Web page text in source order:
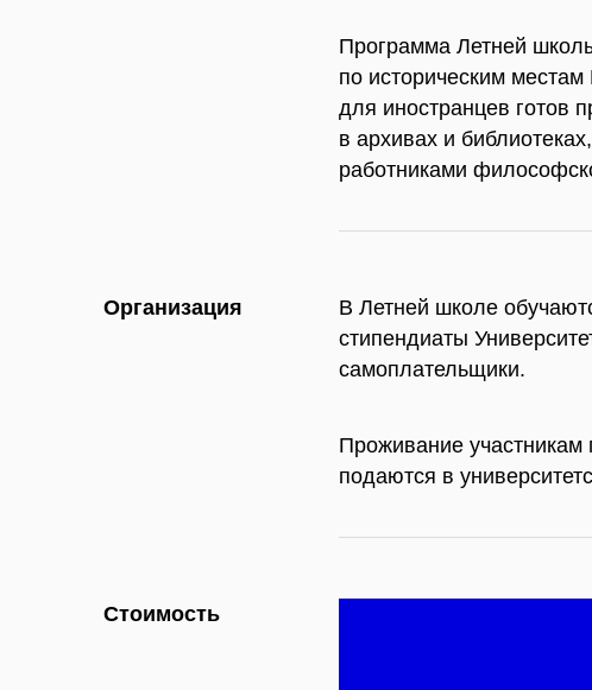
Программа Летней
по историческим
для иностранцев готов
в архивах и
работниками
Организация
В Летней школе
стипендиаты
самоплательщики.
Проживание участникам
подаются в
Стоимость